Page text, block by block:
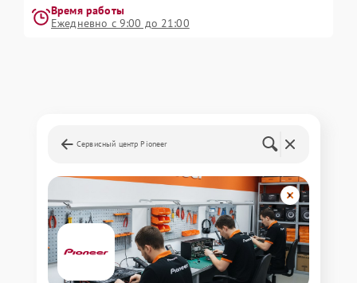
Время работы
Ежедневно с 9:00 до 21:00
Сервисный центр Pioneer